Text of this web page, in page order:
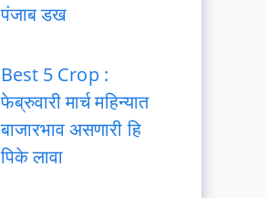
पंजाब डख
Best 5 Crop :
फेब्रुवारी मार्च महिन्यात
बाजारभाव असणारी हि
पिके लावा